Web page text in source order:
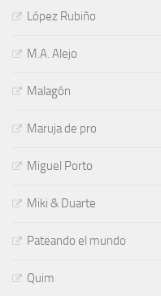
López Rubiño
M.A. Alejo
Malagón
Maruja de pro
Miguel Porto
Miki & Duarte
Pateando el mundo
Quim